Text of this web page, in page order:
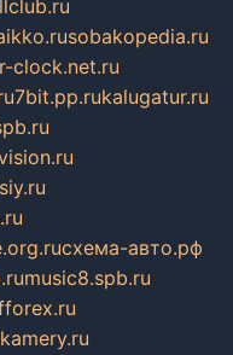
sobakopedia.ru
clock.net.ru
7bit.pp.rukalugatur.ru
схема-авто.рф
music8.spb.ru